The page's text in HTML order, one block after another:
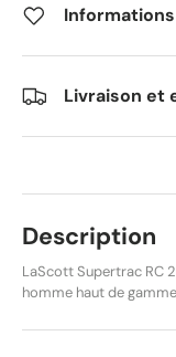
Livraison et
Description
LaScott Supertrac RC
homme haut de
semelle àcrampons